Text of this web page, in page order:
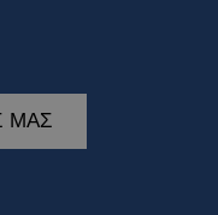
ΜΑΣ